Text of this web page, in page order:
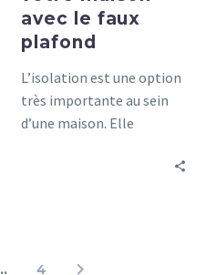
avec le faux
plafond
L’isolation est une option
très importante au sein
d’une maison. Elle
avantages à chaque foyer
4